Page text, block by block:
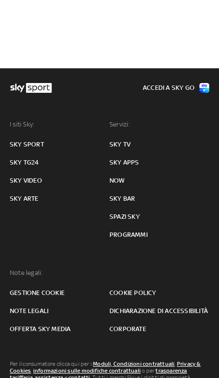
I siti Sky:
SKY SPORT
SKY TG24
SKY VIDEO
SKY ARTE
Servizi:
SKY TV
SKY APPS
NOW
SKY BAR
SPAZI SKY
PROGRAMMI
Note legali:
GESTIONE COOKIE COOKIE POLICY
NOTE LEGALI DICHIARAZIONE DI ACCESSIBILITÀ
OFFERTA SKY MEDIA CORPORATE
ACCEDI A SKY GO
Per il consumatore clicca qui per iModuli, Condizioni contrattuali, Privacy &
Cookies, informazioni sulle modifiche contrattuali o pertrasparenza